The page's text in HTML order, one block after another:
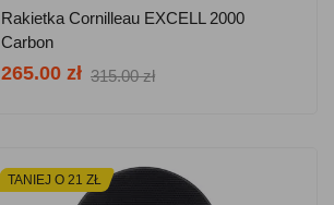
Rakietka Cornilleau EXCELL 2000
Carbon
265.00 zł 315.00 zł
TANIEJ O 21 ZŁ